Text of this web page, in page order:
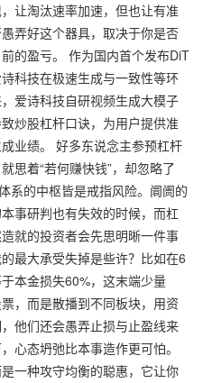
让淘汰速率加速，但也让有准
弄好这个器具，取决于你是否
的盈亏。 作为国内首个发布DiT
科技在极速生成与一致性等环
爱诗科技自研视频生成大模子
炒股杠杆口诀，为用户提供准
业绩。 好多东说念主参预杠杆
思着“若何赚快钱”，却忽略了
系的中枢皆是戒指风险。阛阓的
事研判也有失效的时候，而杠
就的投资者会先思明晰一件事
最大承受失掉是些许？比如在6
本金损失60%，这末端少量
，而是散播到不同板块，用资
他们还会愚弄止损与止盈线来
心态坍弛比本事造作更可怕。
一种攻守均衡的聪惠，它让你